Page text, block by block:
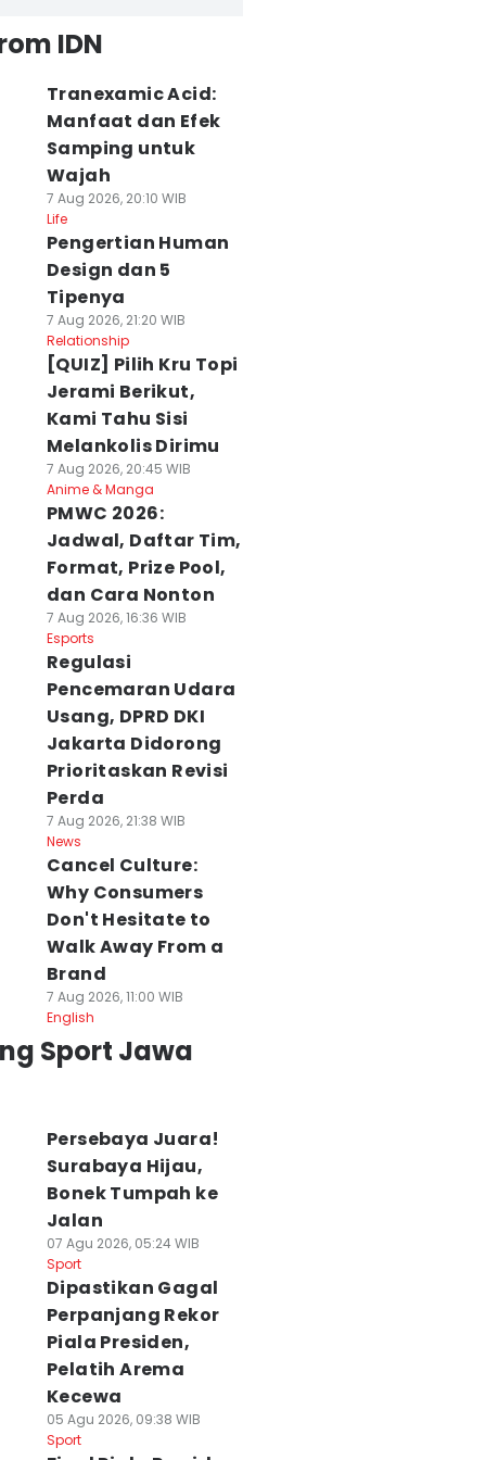
Uji Coba
Pelatih
Van Gastel
Energi
Indonesia All Stars
IDN
Tranexamic Acid:
Manfaat dan Efek
Samping untuk
Wajah
7 Aug 2026, 20:10 WIB
Life
Pengertian Human
Design dan 5
Tipenya
7 Aug 2026, 21:20 WIB
Relationship
[QUIZ] Pilih Kru Topi
Jerami Berikut,
Kami Tahu Sisi
Melankolis Dirimu
7 Aug 2026, 20:45 WIB
Anime & Manga
PMWC 2026:
Jadwal, Daftar Tim,
Format, Prize Pool,
dan Cara Nonton
7 Aug 2026, 16:36 WIB
Esports
Regulasi
Pencemaran Udara
Usang, DPRD DKI
Jakarta Didorong
Prioritaskan Revisi
Perda
7 Aug 2026, 21:38 WIB
News
Cancel Culture:
Why Consumers
Don't Hesitate to
Walk Away From a
Brand
7 Aug 2026, 11:00 WIB
English
Sport Jawa
Persebaya Juara!
Surabaya Hijau,
Bonek Tumpah ke
Jalan
07 Agu 2026, 05:24 WIB
Sport
Dipastikan Gagal
Perpanjang Rekor
Piala Presiden,
Pelatih Arema
Kecewa
05 Agu 2026, 09:38 WIB
Sport